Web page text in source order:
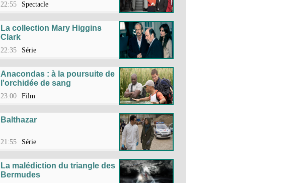
22:55 Spectacle
La collection Mary Higgins
Clark
22:35 Série
Anacondas : à la poursuite de
l'orchidée de sang
23:00 Film
Balthazar
21:55 Série
La malédiction du triangle des
Bermudes